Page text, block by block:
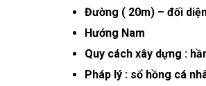
Đường ( 20m) – đối
Hướng Nam
Quy cách xây dựng :
Pháp lý : sổ hồng cá